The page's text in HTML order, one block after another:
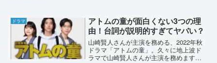
ドラマ
アトムの童が面白くない3つの理
由！台詞が説明的すぎてヤバい？
山崎賢人さんが主演を務める、2022年秋
ドラマ「アトムの童」。久々に地上波ド
ラマで山崎賢人さんが主演を務めます。